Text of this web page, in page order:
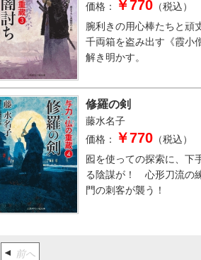
価格：
￥770 （税込）
腕利きの用心棒たちと頑
千両箱を盗み出す《霞小
解き明かす。
修羅の剣
藤水名子
価格：
￥770 （税込）
囮を使っての探索に、下
る陰謀が！ 心形刀流の
門の刺客が襲う！
前へ